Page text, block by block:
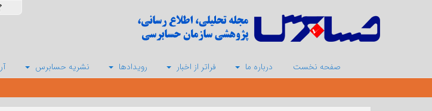
صفحه نخست درباره ما فراتر از اخبار رویدادها نشریه حسابرس